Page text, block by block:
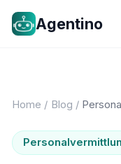
Agentino
Home / Blog /